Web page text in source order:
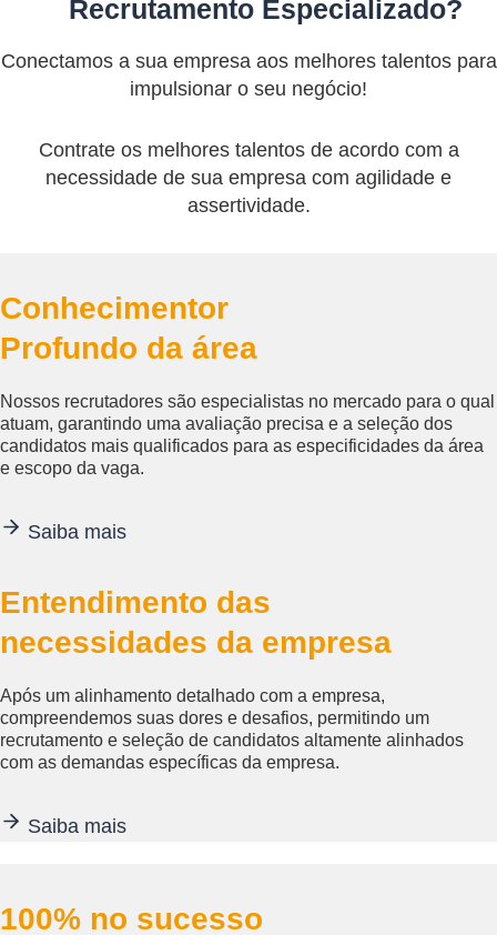
Recrutamento Especializado?
Conectamos a sua empresa aos melhores talentos para
impulsionar o seu negócio!
Contrate os melhores talentos de acordo com a
necessidade de sua empresa com agilidade e
assertividade.
Conhecimentor
Profundo da área
Nossos recrutadores são especialistas no mercado para o qual
atuam, garantindo uma avaliação precisa e a seleção dos
candidatos mais qualificados para as especificidades da área
e escopo da vaga.
Saiba mais
Entendimento das
necessidades da empresa
Após um alinhamento detalhado com a empresa,
compreendemos suas dores e desafios, permitindo um
recrutamento e seleção de candidatos altamente alinhados
com as demandas específicas da empresa.
Saiba mais
100% no sucesso